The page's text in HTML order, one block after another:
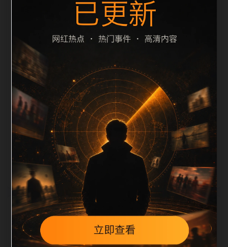
之间识别一致主题。后续每日采集时，建议继续执行远
程图片本地化、坏图默认图兜底、标题去重和
description 长度过滤。如果同一主题下有多个相近页
面，应通过不同角度补充事件背景、访问场景、相关问
题或专题入口，降低站群页面之间的重复感。页面底部
保留同类推荐、上一篇下一篇和 sitemap 入口，保证重
要页面点击深度尽量控制在三次以内。正文维护时可按
用户搜索路径补充三类信息：入口是否稳定、同栏目还
有哪些可继续阅读、移动端打开时图片和摘要是否一
致。每次新增内容后同步检查标题、description、
canonical、主题图、alt、title和推荐链接，确保页面既
能被搜索引擎理解，也能让真实
相关问题与推荐
用户顺着栏目继续浏览。同站连续更新时避免重复标题